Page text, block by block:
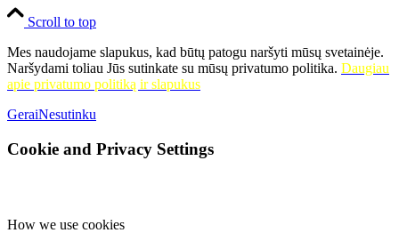
Scroll to top
Mes naudojame slapukus, kad būtų patogu naršyti mūsų svetainėje.
Naršydami toliau Jūs sutinkate su mūsų privatumo politika. Daugiau
apie privatumo politiką ir slapukus
GeraiNesutinku
Cookie and Privacy Settings
How we use cookies